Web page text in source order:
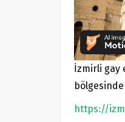
İzmirli gay
https://